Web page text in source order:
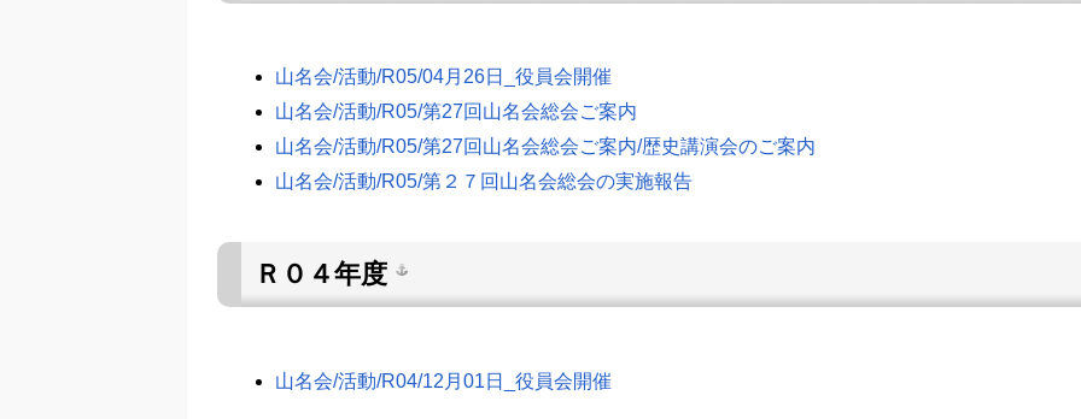
山名会/活動/R05/04月26日_役員会開催
山名会/活動/R05/第27回山名会総会ご案内
山名会/活動/R05/第27回山名会総会ご案内/歴史講演会のご案内
山名会/活動/R05/第２７回山名会総会の実施報告
Ｒ０４年度
山名会/活動/R04/12月01日_役員会開催